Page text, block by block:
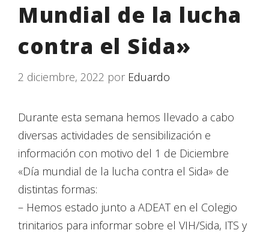
Mundial de la lucha
contra el Sida»
2 diciembre, 2022 por Eduardo
Durante esta semana hemos llevado a cabo
diversas actividades de sensibilización e
información con motivo del 1 de Diciembre
«Día mundial de la lucha contra el Sida» de
distintas formas:
– Hemos estado junto a ADEAT en el Colegio
trinitarios para informar sobre el VIH/Sida, ITS y